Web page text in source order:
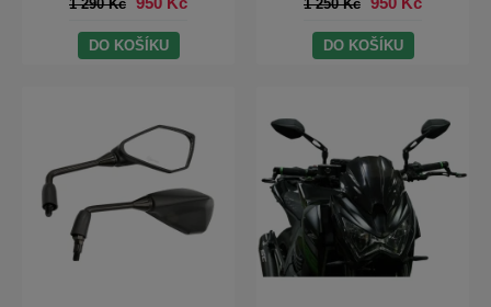
1 290 Kč
DO KOŠÍKU
1 250 Kč
DO KOŠÍKU